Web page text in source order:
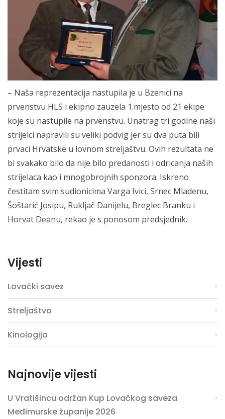
– Naša reprezentacija nastupila je u Bzenici na
prvenstvu HLS i ekipno zauzela 1.mjesto od 21 ekipe
koje su nastupile na prvenstvu. Unatrag tri godine naši
strijelci napravili su veliki podvig jer su dva puta bili
prvaci Hrvatske u lovnom streljaštvu. Ovih rezultata ne
bi svakako bilo da nije bilo predanosti i odricanja naših
strijelaca kao i mnogobrojnih sponzora. Iskreno
čestitam svim sudionicima Varga Ivici, Srnec Mladenu,
Šoštarić Josipu, Rukljač Danijelu, Breglec Branku i
Horvat Deanu, rekao je s ponosom predsjednik.
Vijesti
Lovački savez
Streljaštvo
Kinologija
Najnovije vijesti
U Vratišincu održan Kup Lovačkog saveza
Međimurske županije 2026